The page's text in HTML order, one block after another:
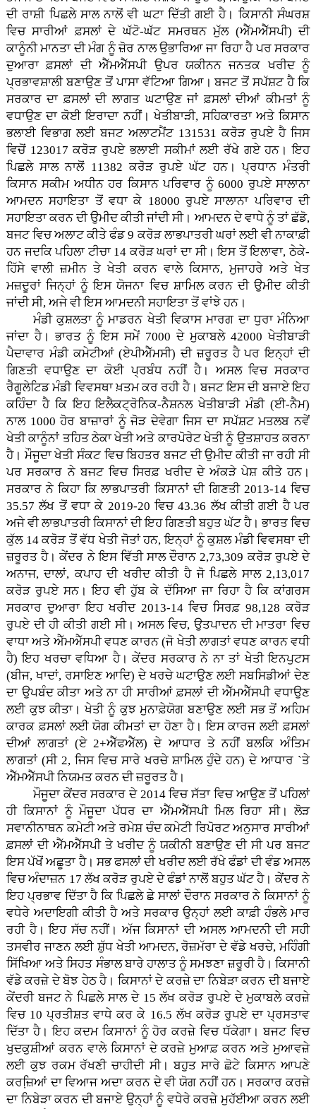
ਦੀ ਰਾਸ਼ੀ ਪਿਛਲੇ ਸਾਲ ਨਾਲੋਂ ਵੀ ਘਟਾ ਦਿੱਤੀ ਗਈ ਹੈ। ਕਿਸਾਨੀ ਸੰਘਰਸ਼
ਵਿਚ ਸਾਰੀਆਂ ਫ਼ਸਲਾਂ ਦੇ ਘੱਟੋ-ਘੱਟ ਸਮਰਥਨ ਮੁੱਲ (ਐੱਮਐੱਸਪੀ) ਦੀ
ਕਾਨੂੰਨੀ ਮਾਨਤਾ ਦੀ ਮੰਗ ਨੂੰ ਜ਼ੋਰ ਨਾਲ ਉਭਾਰਿਆ ਜਾ ਰਿਹਾ ਹੈ ਪਰ ਸਰਕਾਰ
ਦੁਆਰਾ ਫ਼ਸਲਾਂ ਦੀ ਐੱਮਐੱਸਪੀ ਉਪਰ ਯਕੀਨਨ ਜਨਤਕ ਖਰੀਦ ਨੂੰ
ਪ੍ਰਭਾਵਸ਼ਾਲੀ ਬਣਾਉਣ ਤੋਂ ਪਾਸਾ ਵੱਟਿਆ ਗਿਆ। ਬਜਟ ਤੋਂ ਸਪੱਸ਼ਟ ਹੈ ਕਿ
ਸਰਕਾਰ ਦਾ ਫ਼ਸਲਾਂ ਦੀ ਲਾਗਤ ਘਟਾਉਣ ਜਾਂ ਫ਼ਸਲਾਂ ਦੀਆਂ ਕੀਮਤਾਂ ਨੂੰ
ਵਧਾਉਣ ਦਾ ਕੋਈ ਇਰਾਦਾ ਨਹੀਂ। ਖੇਤੀਬਾੜੀ, ਸਹਿਕਾਰਤਾ ਅਤੇ ਕਿਸਾਨ
ਭਲਾਈ ਵਿਭਾਗ ਲਈ ਬਜਟ ਅਲਾਟਮੈਂਟ 131531 ਕਰੋੜ ਰੁਪਏ ਹੈ ਜਿਸ
ਵਿਚੋਂ 123017 ਕਰੋੜ ਰੁਪਏ ਭਲਾਈ ਸਕੀਮਾਂ ਲਈ ਰੱਖੇ ਗਏ ਹਨ। ਇਹ
ਪਿਛਲੇ ਸਾਲ ਨਾਲੋਂ 11382 ਕਰੋੜ ਰੁਪਏ ਘੱਟ ਹਨ। ਪ੍ਰਧਾਨ ਮੰਤਰੀ
ਕਿਸਾਨ ਸਕੀਮ ਅਧੀਨ ਹਰ ਕਿਸਾਨ ਪਰਿਵਾਰ ਨੂੰ 6000 ਰੁਪਏ ਸਾਲਾਨਾ
ਆਮਦਨ ਸਹਾਇਤਾ ਤੋਂ ਵਧਾ ਕੇ 18000 ਰੁਪਏ ਸਾਲਾਨਾ ਪਰਿਵਾਰ ਦੀ
ਸਹਾਇਤਾ ਕਰਨ ਦੀ ਉਮੀਦ ਕੀਤੀ ਜਾਂਦੀ ਸੀ। ਆਮਦਨ ਦੇ ਵਾਧੇ ਨੂੰ ਤਾਂ ਛੱਡੋ,
ਬਜਟ ਵਿਚ ਅਲਾਟ ਕੀਤੇ ਫੰਡ 9 ਕਰੋੜ ਲਾਭਪਾਤਰੀ ਘਰਾਂ ਲਈ ਵੀ ਨਾਕਾਫ਼ੀ
ਹਨ ਜਦਕਿ ਪਹਿਲਾ ਟੀਚਾ 14 ਕਰੋੜ ਘਰਾਂ ਦਾ ਸੀ। ਇਸ ਤੋਂ ਇਲਾਵਾ, ਠੇਕੇ-
ਹਿੱਸੇ ਵਾਲੀ ਜ਼ਮੀਨ ਤੇ ਖੇਤੀ ਕਰਨ ਵਾਲੇ ਕਿਸਾਨ, ਮੁਜਾਹਰੇ ਅਤੇ ਖੇਤ
ਮਜ਼ਦੂਰਾਂ ਜਿਨ੍ਹਾਂ ਨੂੰ ਇਸ ਯੋਜਨਾ ਵਿਚ ਸ਼ਾਮਿਲ ਕਰਨ ਦੀ ਉਮੀਦ ਕੀਤੀ
ਜਾਂਦੀ ਸੀ, ਅਜੇ ਵੀ ਇਸ ਆਮਦਨੀ ਸਹਾਇਤਾ ਤੋਂ ਵਾਂਝੇ ਹਨ।
ਮੰਡੀ ਕੁਸ਼ਲਤਾ ਨੂੰ ਮਾਡਰਨ ਖੇਤੀ ਵਿਕਾਸ ਮਾਰਗ ਦਾ ਧੁਰਾ ਮੰਨਿਆ
ਜਾਂਦਾ ਹੈ। ਭਾਰਤ ਨੂੰ ਇਸ ਸਮੇਂ 7000 ਦੇ ਮੁਕਾਬਲੇ 42000 ਖੇਤੀਬਾੜੀ
ਪੈਦਾਵਾਰ ਮੰਡੀ ਕਮੇਟੀਆਂ (ਏਪੀਐੱਮਸੀ) ਦੀ ਜ਼ਰੂਰਤ ਹੈ ਪਰ ਇਨ੍ਹਾਂ ਦੀ
ਗਿਣਤੀ ਵਧਾਉਣ ਦਾ ਕੋਈ ਪ੍ਰਬੰਧ ਨਹੀਂ ਹੈ। ਅਸਲ ਵਿਚ ਸਰਕਾਰ
ਰੈਗੂਲੇਟਿਡ ਮੰਡੀ ਵਿਵਸਥਾ ਖ਼ਤਮ ਕਰ ਰਹੀ ਹੈ। ਬਜਟ ਇਸ ਦੀ ਬਜਾਏ ਇਹ
ਕਹਿੰਦਾ ਹੈ ਕਿ ਇਹ ਇਲੈਕਟ੍ਰੋਨਿਕ-ਨੈਸ਼ਨਲ ਖੇਤੀਬਾੜੀ ਮੰਡੀ (ਈ-ਨੈਮ)
ਨਾਲ 1000 ਹੋਰ ਬਾਜ਼ਾਰਾਂ ਨੂੰ ਜੋੜ ਦੇਵੇਗਾ ਜਿਸ ਦਾ ਸਪੱਸ਼ਟ ਮਤਲਬ ਨਵੇਂ
ਖੇਤੀ ਕਾਨੂੰਨਾਂ ਤਹਿਤ ਠੇਕਾ ਖੇਤੀ ਅਤੇ ਕਾਰਪੋਰੇਟ ਖੇਤੀ ਨੂੰ ਉਤਸ਼ਾਹਤ ਕਰਨਾ
ਹੈ। ਮੌਜੂਦਾ ਖੇਤੀ ਸੰਕਟ ਵਿਚ ਬਿਹਤਰ ਬਜਟ ਦੀ ਉਮੀਦ ਕੀਤੀ ਜਾ ਰਹੀ ਸੀ
ਪਰ ਸਰਕਾਰ ਨੇ ਬਜਟ ਵਿਚ ਸਿਰਫ਼ ਖਰੀਦ ਦੇ ਅੰਕੜੇ ਪੇਸ਼ ਕੀਤੇ ਹਨ।
ਸਰਕਾਰ ਨੇ ਕਿਹਾ ਕਿ ਲਾਭਪਾਤਰੀ ਕਿਸਾਨਾਂ ਦੀ ਗਿਣਤੀ 2013-14 ਵਿਚ
35.57 ਲੱਖ ਤੋਂ ਵਧਾ ਕੇ 2019-20 ਵਿਚ 43.36 ਲੱਖ ਕੀਤੀ ਗਈ ਹੈ ਪਰ
ਅਜੇ ਵੀ ਲਾਭਪਾਤਰੀ ਕਿਸਾਨਾਂ ਦੀ ਇਹ ਗਿਣਤੀ ਬਹੁਤ ਘੱਟ ਹੈ। ਭਾਰਤ ਵਿਚ
ਕੁੱਲ 14 ਕਰੋੜ ਤੋਂ ਵੱਧ ਖੇਤੀ ਜੋਤਾਂ ਹਨ, ਇਨ੍ਹਾਂ ਨੂੰ ਕੁਸ਼ਲ ਮੰਡੀ ਵਿਵਸਥਾ ਦੀ
ਜ਼ਰੂਰਤ ਹੈ। ਕੇਂਦਰ ਨੇ ਇਸ ਵਿੱਤੀ ਸਾਲ ਦੌਰਾਨ 2,73,309 ਕਰੋੜ ਰੁਪਏ ਦੇ
ਅਨਾਜ, ਦਾਲਾਂ, ਕਪਾਹ ਦੀ ਖਰੀਦ ਕੀਤੀ ਹੈ ਜੋ ਪਿਛਲੇ ਸਾਲ 2,13,017
ਕਰੋੜ ਰੁਪਏ ਸਨ। ਇਹ ਵੀ ਹੁੱਬ ਕੇ ਦੱਸਿਆ ਜਾ ਰਿਹਾ ਹੈ ਕਿ ਕਾਂਗਰਸ
ਸਰਕਾਰ ਦੁਆਰਾ ਇਹ ਖਰੀਦ 2013-14 ਵਿਚ ਸਿਰਫ਼ 98,128 ਕਰੋੜ
ਰੁਪਏ ਦੀ ਹੀ ਕੀਤੀ ਗਈ ਸੀ। ਅਸਲ ਵਿਚ, ਉਤਪਾਦਨ ਦੀ ਮਾਤਰਾ ਵਿਚ
ਵਾਧਾ ਅਤੇ ਐੱਮਐੱਸਪੀ ਵਧਣ ਕਾਰਨ (ਜੋ ਖੇਤੀ ਲਾਗਤਾਂ ਵਧਣ ਕਾਰਨ ਵਧੀ
ਹੈ) ਇਹ ਖਰਚਾ ਵਧਿਆ ਹੈ। ਕੇਂਦਰ ਸਰਕਾਰ ਨੇ ਨਾ ਤਾਂ ਖੇਤੀ ਇਨਪੁਟਸ
(ਬੀਜ, ਖਾਦਾਂ, ਰਸਾਇਣ ਆਦਿ) ਦੇ ਖਰਚੇ ਘਟਾਉਣ ਲਈ ਸਬਸਿਡੀਆਂ ਦੇਣ
ਦਾ ਉਪਬੰਦ ਕੀਤਾ ਅਤੇ ਨਾ ਹੀ ਸਾਰੀਆਂ ਫ਼ਸਲਾਂ ਦੀ ਐੱਮਐੱਸਪੀ ਵਧਾਉਣ
ਲਈ ਕੁਝ ਕੀਤਾ। ਖੇਤੀ ਨੂੰ ਕੁਝ ਮੁਨਾਫ਼ੇਯੋਗ ਬਣਾਉਣ ਲਈ ਸਭ ਤੋਂ ਅਹਿਮ
ਕਾਰਕ ਫ਼ਸਲਾਂ ਲਈ ਯੋਗ ਕੀਮਤਾਂ ਦਾ ਹੋਣਾ ਹੈ। ਇਸ ਕਾਰਜ ਲਈ ਫ਼ਸਲਾਂ
ਦੀਆਂ ਲਾਗਤਾਂ (ਏ 2+ਐੱਫਐੱਲ) ਦੇ ਆਧਾਰ ਤੇ ਨਹੀਂ ਬਲਕਿ ਅੰਤਿਮ
ਲਾਗਤਾਂ (ਸੀ 2, ਜਿਸ ਵਿਚ ਸਾਰੇ ਖਰਚੇ ਸ਼ਾਮਿਲ ਹੁੰਦੇ ਹਨ) ਦੇ ਆਧਾਰ `ਤੇ
ਐੱਮਐੱਸਪੀ ਨਿਯਮਤ ਕਰਨ ਦੀ ਜ਼ਰੂਰਤ ਹੈ।
ਮੌਜੂਦਾ ਕੇਂਦਰ ਸਰਕਾਰ ਦੇ 2014 ਵਿਚ ਸੱਤਾ ਵਿਚ ਆਉਣ ਤੋਂ ਪਹਿਲਾਂ
ਹੀ ਕਿਸਾਨਾਂ ਨੂੰ ਮੌਜੂਦਾ ਪੱਧਰ ਦਾ ਐੱਮਐੱਸਪੀ ਮਿਲ ਰਿਹਾ ਸੀ। ਲੋੜ
ਸਵਾਨੀਨਾਥਨ ਕਮੇਟੀ ਅਤੇ ਰਮੇਸ਼ ਚੰਦ ਕਮੇਟੀ ਰਿਪੋਰਟ ਅਨੁਸਾਰ ਸਾਰੀਆਂ
ਫ਼ਸਲਾਂ ਦੀ ਐੱਮਐੱਸਪੀ ਤੇ ਖਰੀਦ ਨੂੰ ਯਕੀਨੀ ਬਣਾਉਣ ਦੀ ਸੀ ਪਰ ਬਜਟ
ਇਸ ਪੱਖੋਂ ਅਛੂਤਾ ਹੈ। ਸਭ ਫਸਲਾਂ ਦੀ ਖਰੀਦ ਲਈ ਰੱਖੇ ਫੰਡਾਂ ਦੀ ਵੰਡ ਅਸਲ
ਵਿਚ ਅੰਦਾਜ਼ਨ 17 ਲੱਖ ਕਰੋੜ ਰੁਪਏ ਦੇ ਫੰਡਾਂ ਨਾਲੋਂ ਬਹੁਤ ਘੱਟ ਹੈ। ਕੇਂਦਰ ਨੇ
ਇਹ ਪ੍ਰਭਾਵ ਦਿੱਤਾ ਹੈ ਕਿ ਪਿਛਲੇ ਛੇ ਸਾਲਾਂ ਦੌਰਾਨ ਸਰਕਾਰ ਨੇ ਕਿਸਾਨਾਂ ਨੂੰ
ਵਧੇਰੇ ਅਦਾਇਗੀ ਕੀਤੀ ਹੈ ਅਤੇ ਸਰਕਾਰ ਉਨ੍ਹਾਂ ਲਈ ਕਾਫ਼ੀ ਹੰਭਲੇ ਮਾਰ
ਰਹੀ ਹੈ। ਇਹ ਸੱਚ ਨਹੀਂ। ਅੱਜ ਕਿਸਾਨਾਂ ਦੀ ਅਸਲ ਆਮਦਨੀ ਦੀ ਸਹੀ
ਤਸਵੀਰ ਜਾਣਨ ਲਈ ਸ਼ੁੱਧ ਖੇਤੀ ਆਮਦਨ, ਰੋਜ਼ਮੱਰਾ ਦੇ ਵੱਡੇ ਖਰਚੇ, ਮਹਿੰਗੀ
ਸਿੱਖਿਆ ਅਤੇ ਸਿਹਤ ਸੰਭਾਲ ਬਾਰੇ ਹਾਲਾਤ ਨੂੰ ਸਮਝਣਾ ਜ਼ਰੂਰੀ ਹੈ। ਕਿਸਾਨੀ
ਵੱਡੇ ਕਰਜ਼ੇ ਦੇ ਬੋਝ ਹੇਠ ਹੈ। ਕਿਸਾਨਾਂ ਦੇ ਕਰਜ਼ੇ ਦਾ ਨਿਬੇੜਾ ਕਰਨ ਦੀ ਬਜਾਏ
ਕੇਂਦਰੀ ਬਜਟ ਨੇ ਪਿਛਲੇ ਸਾਲ ਦੇ 15 ਲੱਖ ਕਰੋੜ ਰੁਪਏ ਦੇ ਮੁਕਾਬਲੇ ਕਰਜ਼ੇ
ਵਿਚ 10 ਪ੍ਰਤੀਸ਼ਤ ਵਾਧੇ ਕਰ ਕੇ 16.5 ਲੱਖ ਕਰੋੜ ਰੁਪਏ ਦਾ ਪ੍ਰਸਤਾਵ
ਦਿੱਤਾ ਹੈ। ਇਹ ਕਦਮ ਕਿਸਾਨਾਂ ਨੂੰ ਹੋਰ ਕਰਜ਼ੇ ਵਿਚ ਧੱਕੇਗਾ। ਬਜਟ ਵਿਚ
ਖੁਦਕੁਸ਼ੀਆਂ ਕਰਨ ਵਾਲੇ ਕਿਸਾਨਾਂ ਦੇ ਕਰਜ਼ੇ ਮੁਆਫ਼ ਕਰਨ ਅਤੇ ਮੁਆਵਜ਼ੇ
ਲਈ ਕੁਝ ਰਕਮ ਰੱਖਣੀ ਚਾਹੀਦੀ ਸੀ। ਬਹੁਤ ਸਾਰੇ ਛੋਟੇ ਕਿਸਾਨ ਆਪਣੇ
ਕਰਜ਼ਿ਼ਆਂ ਦਾ ਵਿਆਜ ਅਦਾ ਕਰਨ ਦੇ ਵੀ ਯੋਗ ਨਹੀਂ ਹਨ। ਸਰਕਾਰ ਕਰਜ਼ੇ
ਦਾ ਨਿਬੇੜਾ ਕਰਨ ਦੀ ਬਜਾਏ ਉਨ੍ਹਾਂ ਨੂੰ ਵਧੇਰੇ ਕਰਜ਼ੇ ਮੁਹੱਈਆ ਕਰਨ ਲਈ